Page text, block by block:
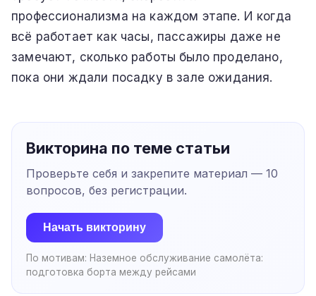
профессионализма на каждом этапе. И когда
всё работает как часы, пассажиры даже не
замечают, сколько работы было проделано,
пока они ждали посадку в зале ожидания.
Викторина по теме статьи
Проверьте себя и закрепите материал — 10
вопросов, без регистрации.
Начать викторину
По мотивам: Наземное обслуживание самолёта:
подготовка борта между рейсами